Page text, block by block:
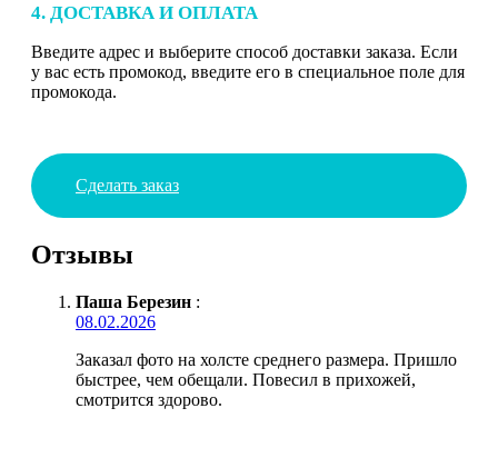
4. ДОСТАВКА И ОПЛАТА
Введите адрес и выберите способ доставки заказа. Если
у вас есть промокод, введите его в специальное поле для
промокода.
Сделать заказ
Отзывы
Паша Березин :
08.02.2026
Заказал фото на холсте среднего размера. Пришло
быстрее, чем обещали. Повесил в прихожей,
смотрится здорово.